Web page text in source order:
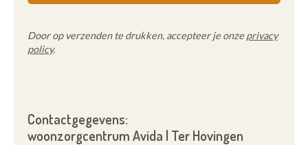
Door op verzenden te drukken, accepteer je onze privacy
policy.
Contactgegevens:
woonzorgcentrum Avida | Ter Hovingen